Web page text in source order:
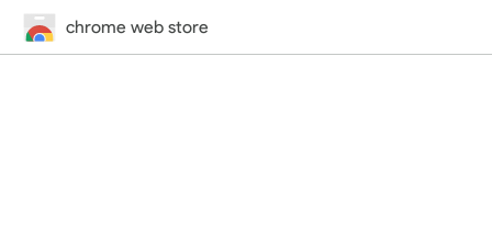
chrome web store